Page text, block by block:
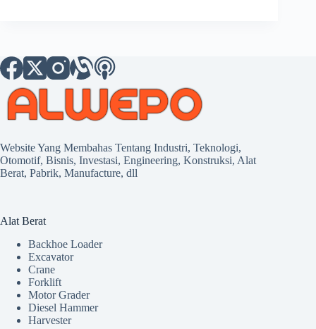
Website Yang Membahas Tentang Industri, Teknologi,
Otomotif, Bisnis, Investasi, Engineering, Konstruksi, Alat
Berat, Pabrik, Manufacture, dll
Alat Berat
Backhoe Loader
Excavator
Crane
Forklift
Motor Grader
Diesel Hammer
Harvester